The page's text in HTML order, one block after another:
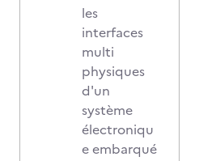
les
interfaces
multi
physiques
d'un
système
électroniqu
e embarqué